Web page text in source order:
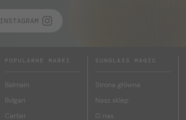
INSTAGRAM
POPULARNE MARKI
Balmain
Bvlgari
Cartier
SUNGLASS MAGIC
Strona główna
Nasz sklep
O nas